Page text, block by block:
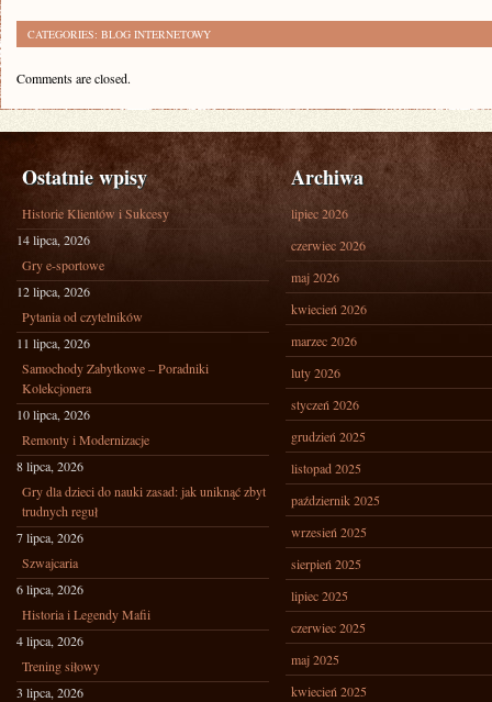
CATEGORIES: BLOG INTERNETOWY
Comments are closed.
Ostatnie wpisy
Historie Klientów i Sukcesy
14 lipca, 2026
Gry e-sportowe
12 lipca, 2026
Pytania od czytelników
11 lipca, 2026
Samochody Zabytkowe – Poradniki
Kolekcjonera
10 lipca, 2026
Remonty i Modernizacje
8 lipca, 2026
Gry dla dzieci do nauki zasad: jak uniknąć zbyt
trudnych reguł
7 lipca, 2026
Szwajcaria
6 lipca, 2026
Historia i Legendy Mafii
4 lipca, 2026
Trening siłowy
3 lipca, 2026
Archiwa
lipiec 2026
czerwiec 2026
maj 2026
kwiecień 2026
marzec 2026
luty 2026
styczeń 2026
grudzień 2025
listopad 2025
październik 2025
wrzesień 2025
sierpień 2025
lipiec 2025
czerwiec 2025
maj 2025
kwiecień 2025